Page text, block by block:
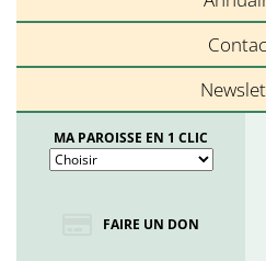
MA PAROISSE EN 1 CLIC
FAIRE UN DON